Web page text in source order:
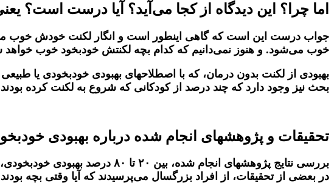
اما چرا؟ این دیدگاه از کجا می‌آید؟ آیا درست
جواب درست این است که گاهی اینطور است و انگار لکنت خودش خوب
خوب می‌شود. و هنوز نمی‌دانیم که کدام بچه لکنتش خودبخود خوب
بهبودی از لکنت بدون درمان، که با اصطلاحهای بهبودی خودبخودی یا
بحث نیز وجود دارد که چند درصد از کودکانی که شروع به لکنت کرده
تحقیقات و پژوهشهای انجام شده درباره بهبودی
بررسی نتایج پژوهشهای انجام
در بعضی از تحقیقات، از افراد بزرگسال می‌پرسیدند که آیا وقتی بچه